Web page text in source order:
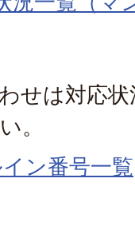
せは対応
。
ン番号一覧